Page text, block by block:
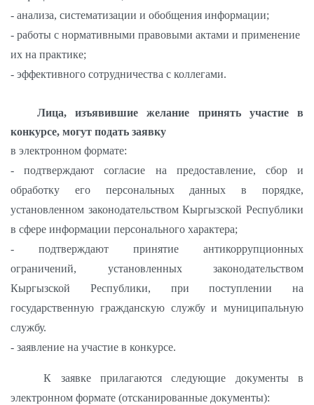
- анализа, систематизации и обобщения информации;
- работы с нормативными правовыми актами и применение
их на практике;
- эффективного сотрудничества с коллегами.
Лица, изъявившие желание принять участие в
конкурсе, могут подать заявку
в электронном формате:
- подтверждают согласие на предоставление, сбор и
обработку его персональных данных в порядке,
установленном законодательством Кыргызской Республики
в сфере информации персонального характера;
- подтверждают принятие антикоррупционных
ограничений, установленных законодательством
Кыргызской Республики, при поступлении на
государственную гражданскую службу и муниципальную
службу.
- заявление на участие в конкурсе.
К заявке прилагаются следующие документы в
электронном формате (отсканированные документы):